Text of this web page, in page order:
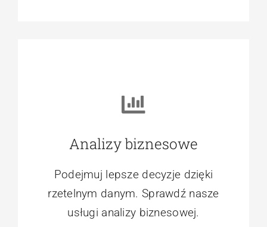
Analizy biznesowe
Podejmuj lepsze decyzje dzięki
rzetelnym danym. Sprawdź nasze
usługi analizy biznesowej.